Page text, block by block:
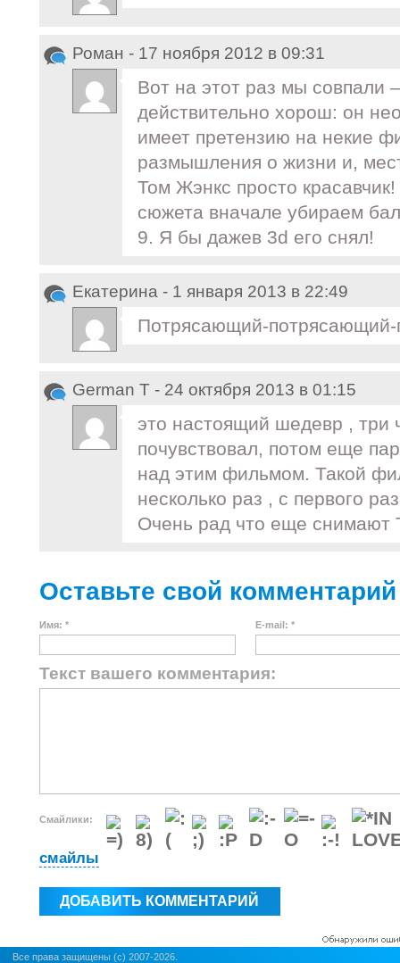
Роман - 17 ноября 2012 в 09:31
Вот на этот раз мы совпали
действительно хорош: он
имеет претензию на некие
размышления о жизни и,
Том Жэнкс просто красавчик!
сюжета вначале убираем
9. Я бы дажев 3d его снял!
Екатерина - 1 января 2013 в 22:49
Потрясающий-
German T - 24 октября 2013 в 01:15
это настоящий шедевр , три
почувствовал, потом еще
над этим фильмом. Такой
несколько раз , с первого
Очень рад что еще снимают
Оставьте свой комментарий
Имя: * E-mail: *
Текст вашего комментария:
Смайлики:
смайлы
Все права защищены (c) 2007-2026.